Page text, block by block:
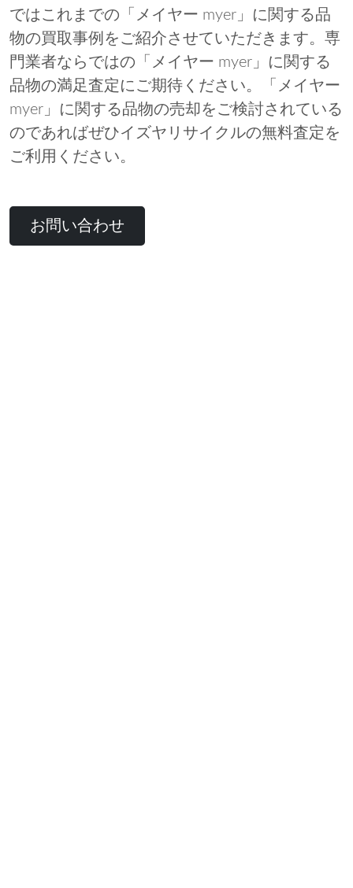
ではこれまでの「メイヤー myer」に関する品
物の買取事例をご紹介させていただきます。専
門業者ならではの「メイヤー myer」に関する
品物の満足査定にご期待ください。「メイヤー
myer」に関する品物の売却をご検討されている
のであればぜひイズヤリサイクルの無料査定を
ご利用ください。
お問い合わせ